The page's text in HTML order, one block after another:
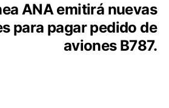
ANA emitirá nuevas
para pagar pedido de
aviones B787.